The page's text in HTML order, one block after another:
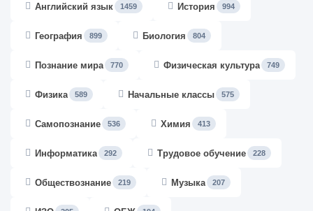
Английский язык 1459 История 994
География 899 Биология 804
Познание мира 770 Физическая культура 749
Физика 589 Начальные классы 575
Самопознание 536 Химия 413
Информатика 292 Трудовое обучение 228
Обществознание 219 Музыка 207